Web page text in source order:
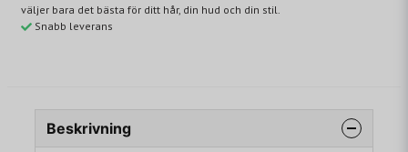
väljer bara det bästa för ditt hår, din hud och din stil.
Snabb leverans
Beskrivning